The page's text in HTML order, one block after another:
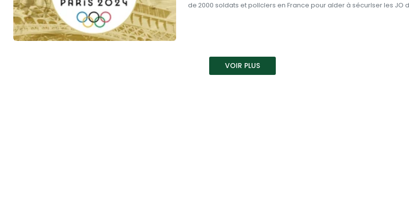
de 2000 soldats et policiers en France pour aider à sécuriser les JO
VOIR PLUS